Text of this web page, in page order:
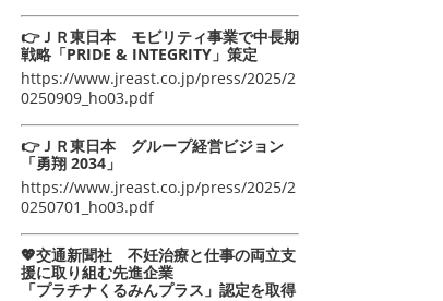
👉ＪＲ東日本 モビリティ事業で中長期
戦略「PRIDE & INTEGRITY」策定
https://www.jreast.co.jp/press/2025/2
0250909_ho03.pdf
👉ＪＲ東日本 グループ経営ビジョン
「勇翔 2034」
https://www.jreast.co.jp/press/2025/2
0250701_ho03.pdf
💖交通新聞社 不妊治療と仕事の両立支
援に取り組む先進企業
「プラチナくるみんプラス」認定を取得